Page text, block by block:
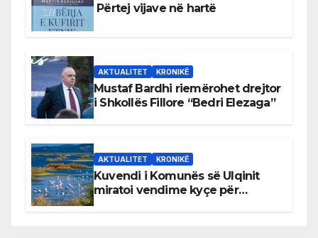
Përtej vijave në hartë
AKTUALITET KRONIKË
Mustaf Bardhi riemërohet drejtor
i Shkollës Fillore “Bedri Elezaga”
AKTUALITET KRONIKË
Kuvendi i Komunës së Ulqinit
miratoi vendime kyçe për